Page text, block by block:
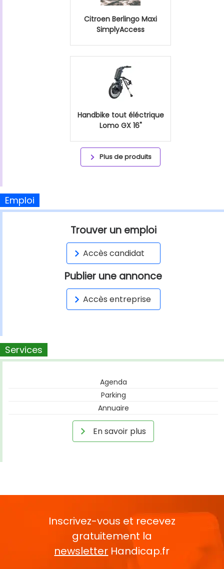
Citroen Berlingo Maxi
SimplyAccess
Handbike tout éléctrique
Lomo GX 16"
Plus de produits
Emploi
Trouver un emploi
Accès candidat
Publier une annonce
Accès entreprise
Services
Agenda
Parking
Annuaire
En savoir plus
Inscrivez-vous et recevez
gratuitement la
newsletter Handicap.fr